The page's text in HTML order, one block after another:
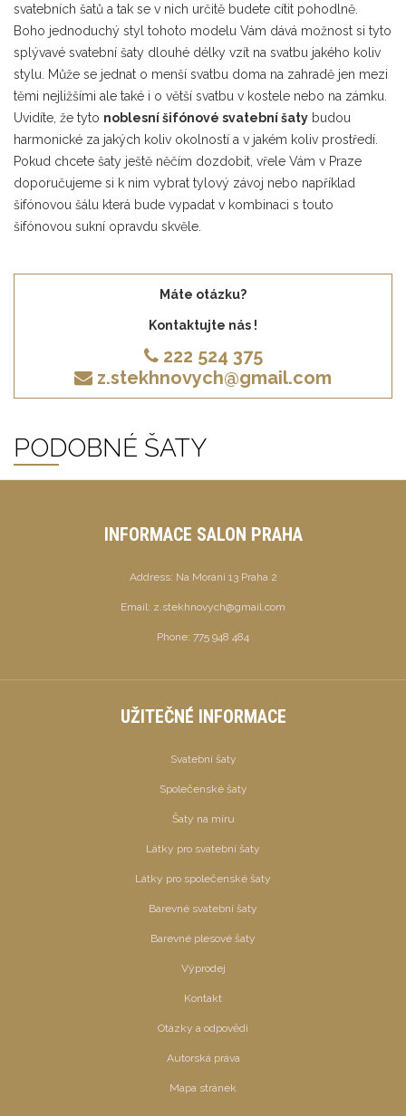
svatebních šatů a tak se v nich určitě budete cítit pohodlně.
Boho jednoduchý styl tohoto modelu Vám dává možnost si tyto
splývavé svatební šaty dlouhé délky vzít na svatbu jakého koliv
stylu. Může se jednat o menší svatbu doma na zahradě jen mezi
těmi nejližšími ale také i o větší svatbu v kostele nebo na zámku.
Uvidíte, že tyto noblesní šifónové svatební šaty budou
harmonické za jakých koliv okolností a v jakém koliv prostředí.
Pokud chcete šaty ještě něčím dozdobit, vřele Vám v Praze
doporučujeme si k nim vybrat tylový závoj nebo například
šifónovou šálu která bude vypadat v kombinaci s touto
šifónovou sukní opravdu skvěle.
Máte otázku?
Kontaktujte nás !
222 524 375
z.stekhnovych@gmail.com
PODOBNÉ ŠATY
INFORMACE SALON PRAHA
Address: Na Moráni 13 Praha 2
Email: z.stekhnovych@gmail.com
Phone: 775 948 484
UŽITEČNÉ INFORMACE
Svatební šaty
Společenské šaty
Šaty na míru
Látky pro svatební šaty
Látky pro společenské šaty
Barevné svatební šaty
Barevné plesové šaty
Výprodej
Kontakt
Otázky a odpovědi
Autorská práva
Mapa stránek